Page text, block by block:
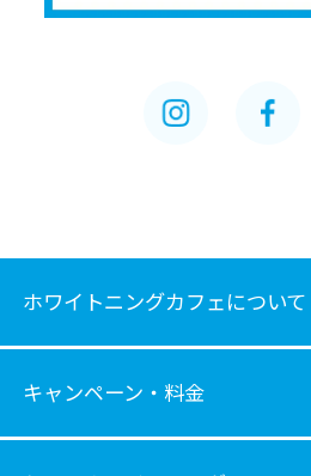
ホワイトニングカフェについて
キャンペーン・料金